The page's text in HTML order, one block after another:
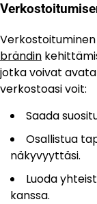
brändin
jotka voivat
verkostoasi voit:
Saada
Osallistua
näkyvyyttäsi.
Luoda
kanssa.